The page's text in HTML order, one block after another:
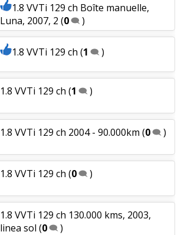
1.8 VVTi 129 ch Boîte manuelle,
Luna, 2007, 2 (0 )
1.8 VVTi 129 ch (1 )
1.8 VVTi 129 ch (1 )
1.8 VVTi 129 ch 2004 - 90.000km (0 )
1.8 VVTi 129 ch (0 )
1.8 VVTi 129 ch 130.000 kms, 2003,
linea sol (0 )